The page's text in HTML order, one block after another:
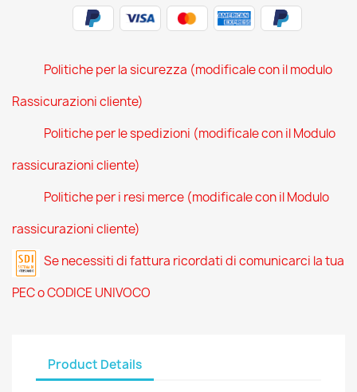
Politiche per la sicurezza (modificale con il modulo
Rassicurazioni cliente)
Politiche per le spedizioni (modificale con il Modulo
rassicurazioni cliente)
Politiche per i resi merce (modificale con il Modulo
rassicurazioni cliente)
Se necessiti di fattura ricordati di comunicarci la tua
PEC o CODICE UNIVOCO
Product Details